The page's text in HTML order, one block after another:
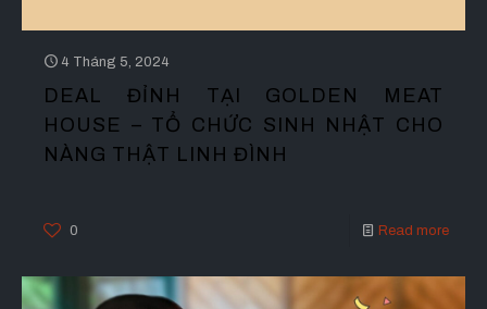
4 Tháng 5, 2024
DEAL ĐỈNH TẠI GOLDEN MEAT
HOUSE – TỔ CHỨC SINH NHẬT CHO
NÀNG THẬT LINH ĐÌNH
0 Read more